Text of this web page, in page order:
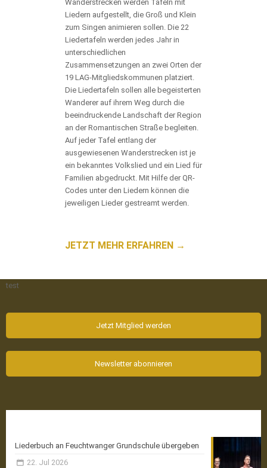
Wanderstrecken werden Tafeln mit
Liedern aufgestellt, die Groß und Klein
zum Singen animieren sollen. Die 22
Liedertafeln werden jedes Jahr in
unterschiedlichen
Zusammensetzungen an zwei Orten der
19 LAG-Mitgliedskommunen platziert.
Die Liedertafeln sollen alle begeisterten
Wanderer auf ihrem Weg durch die
beeindruckende Landschaft der Region
an der Romantischen Straße begleiten.
Auf jeder Tafel entlang der
ausgewiesenen Wanderstrecken ist je
ein bekanntes Volkslied und ein Lied für
Familien abgedruckt. Mit Hilfe der QR-
Codes unter den Liedern können die
jeweiligen Lieder gestreamt werden.
JETZT MEHR ERFAHREN →
test
Jetzt Mitglied werden
Newsletter abonnieren
Liederbuch an Feuchtwanger Grundschule übergeben
22. Jul 2026